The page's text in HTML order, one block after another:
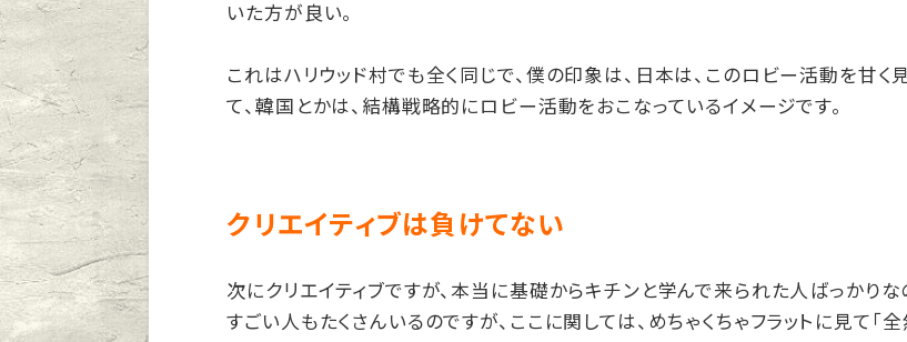
いた方が良い。
これはハリウッド村でも全く同じで、僕の印象は、日本は、このロビー活動を甘く
て、韓国とかは、結構戦略的にロビー活動をおこなっているイメージです。
クリエイティブは負けてない
次にクリエイティブですが、本当に基礎からキチンと学んで来られた人ばっかりな
すごい人もたくさんいるのですが、ここに関しては、めちゃくちゃフラットに見て「全